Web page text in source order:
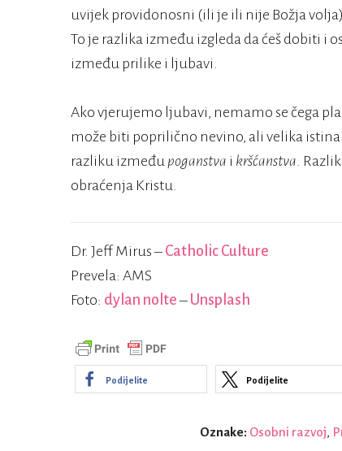
uvijek providonosni (ili je ili nije Božja
To je razlika između izgleda da ćeš dobiti i
između prilike i ljubavi.
Ako vjerujemo ljubavi, nemamo se čega
može biti poprilično nevino, ali velika
razliku između poganstva i kršćanstva.
obraćenja Kristu.
Dr. Jeff Mirus – Catholic Culture
Prevela: AMS
Foto: dylan nolte– Unsplash
Podijelite Podijelite
Oznake: Osobni razvoj,